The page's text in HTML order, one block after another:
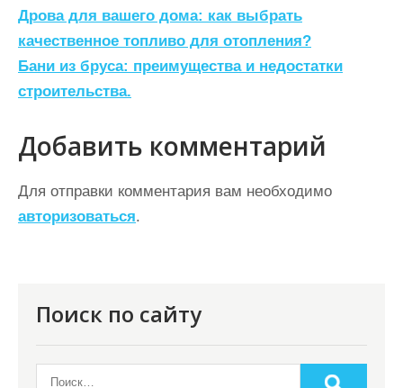
Н
а
в
и
г
а
ц
и
Дрова для вашего дома: как выбрать
качественное топливо для отопления?
Бани из бруса: преимущества и недостатки
строительства.
Добавить комментарий
Для отправки комментария вам необходимо
авторизоваться.
Поиск по сайту